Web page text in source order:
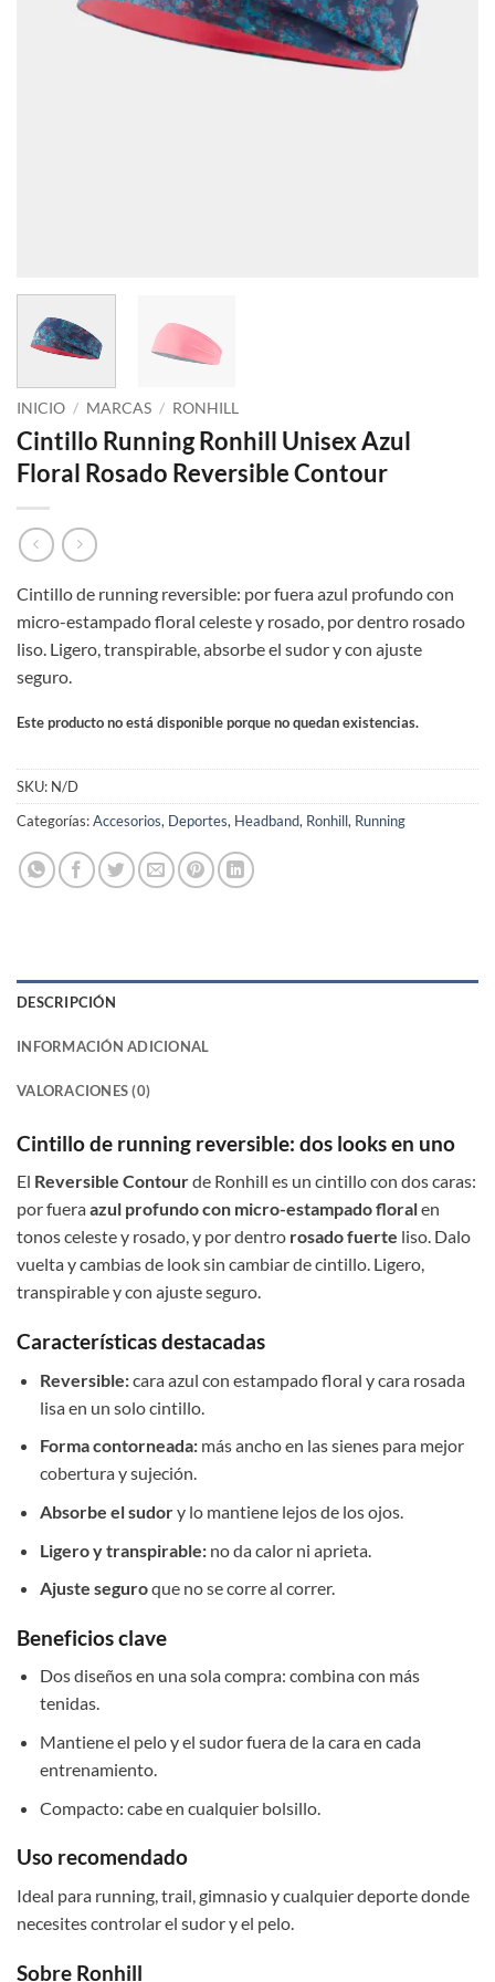
INICIO / MARCAS / RONHILL
Cintillo Running Ronhill Unisex Azul
Floral Rosado Reversible Contour
Cintillo de running reversible: por fuera azul profundo con
micro-estampado floral celeste y rosado, por dentro rosado
liso. Ligero, transpirable, absorbe el sudor y con ajuste
seguro.
Este producto no está disponible porque no quedan existencias.
SKU: N/D
Categorías:Accesorios, Deportes, Headband, Ronhill, Running
DESCRIPCIÓN
INFORMACIÓN ADICIONAL
VALORACIONES (0)
Cintillo de running reversible: dos looks en uno
El Reversible Contourde Ronhill es un cintillo con dos caras:
por fueraazul profundo con micro-estampado floralen
tonos celeste y rosado, y por dentro rosado fuerte liso. Dalo
vuelta y cambias de look sin cambiar de cintillo. Ligero,
transpirable y con ajuste seguro.
Características destacadas
Reversible:cara azul con estampado floral y cara rosada
lisa en un solo cintillo.
Forma contorneada:más ancho en las sienes para mejor
cobertura y sujeción.
Absorbe el sudory lo mantiene lejos de los ojos.
Ligero y transpirable:no da calor ni aprieta.
Ajuste seguroque no se corre al correr.
Beneficios clave
Dos diseños en una sola compra: combina con más
tenidas.
Mantiene el pelo y el sudor fuera de la cara en cada
entrenamiento.
Compacto: cabe en cualquier bolsillo.
Uso recomendado
Ideal para running, trail, gimnasio y cualquier deporte donde
necesites controlar el sudor y el pelo.
Sobre Ronhill